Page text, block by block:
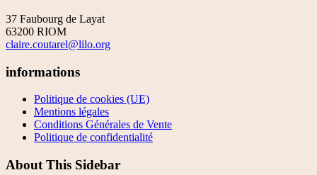
37 Faubourg de Layat
63200 RIOM
claire.coutarel@lilo.org
informations
Politique de cookies (UE)
Mentions légales
Conditions Générales de Vente
Politique de confidentialité
About This Sidebar